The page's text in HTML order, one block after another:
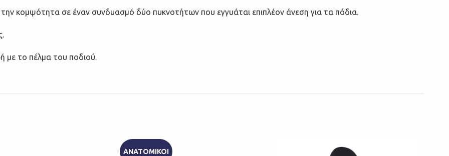
κομψότητα σε έναν συνδυασμό δύο πυκνοτήτων που εγγυάται επιπλέον άνεση για τα πόδια.
με το πέλμα του ποδιού.
ΑΝΑΤΟΜΙΚΟΙ